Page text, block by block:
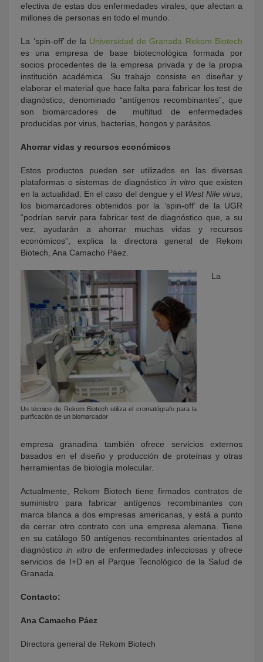
efectiva de estas dos enfermedades virales, que afectan a
millones de personas en todo el mundo.
La ‘spin-off’ de la Universidad de Granada Rekom Biotech
es una empresa de base biotecnológica formada por
socios procedentes de la empresa privada y de la propia
institución académica. Su trabajo consiste en diseñar y
elaborar el material que hace falta para fabricar los test de
diagnóstico, denominado “antígenos recombinantes”, que
son biomarcadores de multitud de enfermedades
producidas por virus, bacterias, hongos y parásitos.
Ahorrar vidas y recursos económicos
Estos productos pueden ser utilizados en las diversas
plataformas o sistemas de diagnóstico in vitro que existen
en la actualidad. En el caso del dengue y el West Nile virus
los biomarcadores obtenidos por la ‘spin-off’ de la UGR
“podrían servir para fabricar test de diagnóstico que, a su
vez, ayudarán a ahorrar muchas vidas y recursos
económicos”, explica la directora general de Rekom
Biotech, Ana Camacho Páez.
Un técnico de Rekom Biotech utiliza el cromatógrafo para la
purificación de un biomarcador
La
empresa granadina también ofrece servicios externos
basados en el diseño y producción de proteínas y otras
herramientas de biología molecular.
Actualmente, Rekom Biotech tiene firmados contratos de
suministro para fabricar antígenos recombinantes con
marca blanca a dos empresas americanas, y está a punto
de cerrar otro contrato con una empresa alemana. Tiene
en su catálogo 50 antígenos recombinantes orientados al
diagnósticoin vitro de enfermedades infecciosas y ofrece
servicios de I+D en el Parque Tecnológico de la Salud de
Granada.
Contacto:
Ana Camacho Páez
Directora general de Rekom Biotech